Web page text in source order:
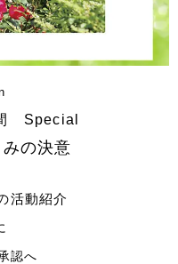
の決意
活動紹介
認へ